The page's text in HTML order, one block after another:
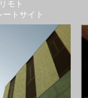
モト
ートサイト